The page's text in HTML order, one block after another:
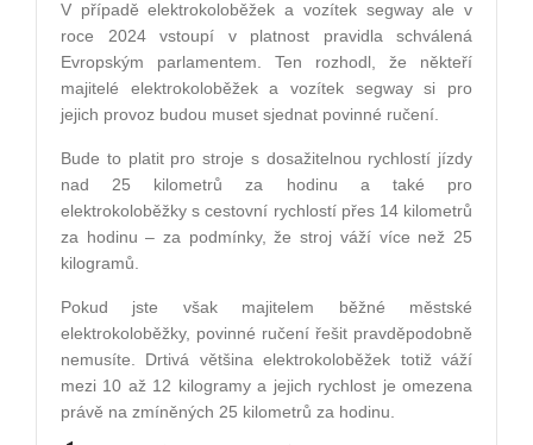
V případě elektrokoloběžek a vozítek segway ale v
roce 2024 vstoupí v platnost pravidla schválená
Evropským parlamentem. Ten rozhodl, že někteří
majitelé elektrokoloběžek a vozítek segway si pro
jejich provoz budou muset sjednat povinné ručení.
Bude to platit pro stroje s dosažitelnou rychlostí jízdy
nad 25 kilometrů za hodinu a také pro
elektrokoloběžky s cestovní rychlostí přes 14 kilometrů
za hodinu – za podmínky, že stroj váží více než 25
kilogramů.
Pokud jste však majitelem běžné městské
elektrokoloběžky, povinné ručení řešit pravděpodobně
nemusíte. Drtivá většina elektrokoloběžek totiž váží
mezi 10 až 12 kilogramy a jejich rychlost je omezena
právě na zmíněných 25 kilometrů za hodinu.